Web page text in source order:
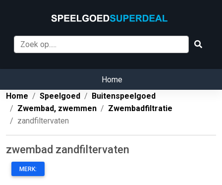
Home
Home
Speelgoed
Buitenspeelgoed
Zwembad, zwemmen
Zwembadfiltratie
zandfiltervaten
zwembad zandfiltervaten
MERK: